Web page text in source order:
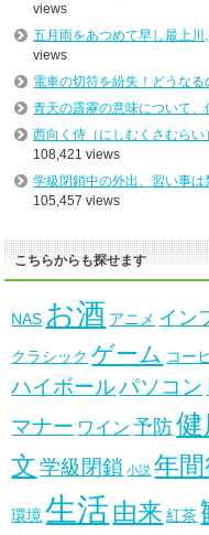
views
五月雨をあつめて早し最上
views
電車の切符を紛失！どうなる
青天の霹靂の意味について、
西向く侍（にしむくさむらい
108,421 views
学級閉鎖中の外出、習い事
105,457 views
こちらからも探せます
NAS お酒 アニメ イン
クラシック ゲーム コー
ハイボールパソコン
マナー ワイン 予防健
文 学級閉鎖 小説 年
環境 生活由来 紅茶